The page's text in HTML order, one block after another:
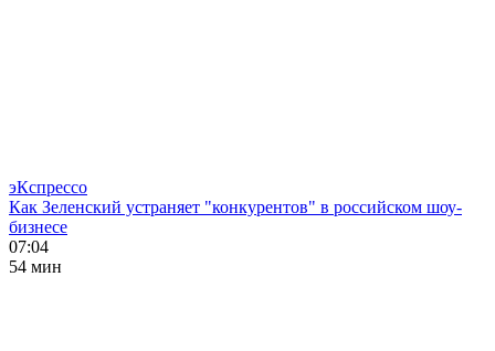
эКспрессо
Как Зеленский устраняет "конкурентов" в российском шоу-
бизнесе
07:04
54 мин